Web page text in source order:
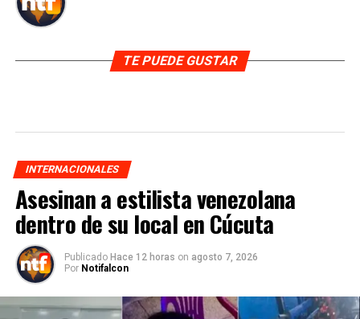
TE PUEDE GUSTAR
INTERNACIONALES
Asesinan a estilista venezolana
dentro de su local en Cúcuta
Publicado Hace 12 horas on agosto 7, 2026
Por Notifalcon